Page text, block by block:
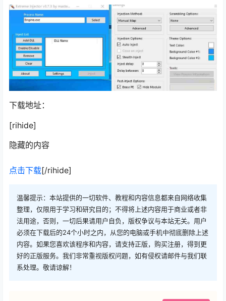
下载地址：
[rihide]
隐藏的内容
点击下载[/rihide]
温馨提示：本站提供的一切软件、教程和内容信息都来自网络收集
整理，仅限用于学习和研究目的；不得将上述内容用于商业或者非
法用途，否则，一切后果请用户自负，版权争议与本站无关。用户
必须在下载后的24个小时之内，从您的电脑或手机中彻底删除上述
内容。如果您喜欢该程序和内容，请支持正版，购买注册，得到更
好的正版服务。我们非常重视版权问题，如有侵权请邮件与我们联
系处理。敬请谅解！